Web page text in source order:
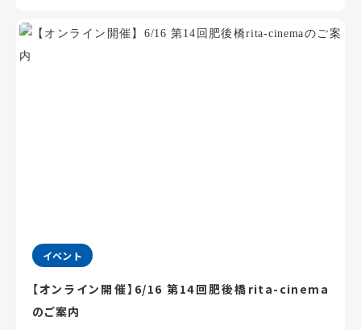
イベント
【オンライン開催】6/16 第14回肥後橋rita-cinema
のご案内